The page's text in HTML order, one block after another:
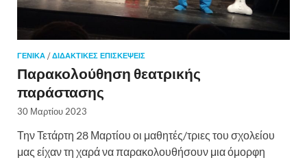
ΓΕΝΙΚΆ /ΔΙΔΑΚΤΙΚΈΣ ΕΠΙΣΚΈΨΕΙΣ
Παρακολούθηση θεατρικής
παράστασης
30 Μαρτίου 2023
Την Τετάρτη 28 Μαρτίου οι μαθητές/τριες του σχολείου
μας είχαν τη χαρά να παρακολουθήσουν μια όμορφη